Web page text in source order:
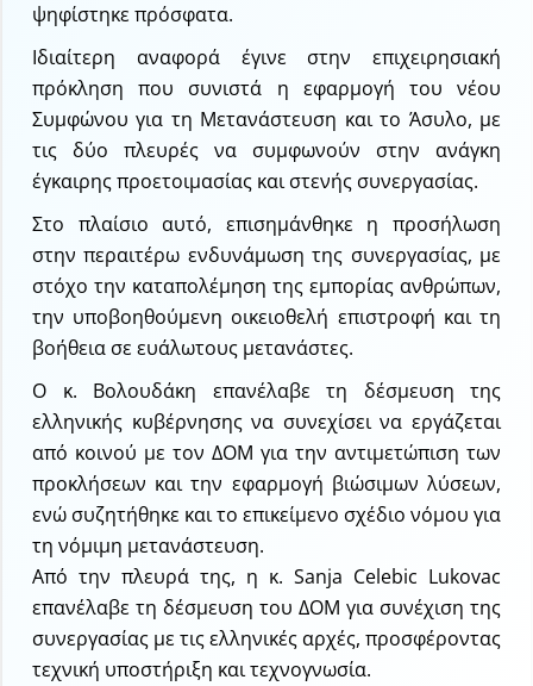
ψηφίστηκε πρόσφατα.
Ιδιαίτερη αναφορά έγινε στην επιχειρησιακή
πρόκληση που συνιστά η εφαρμογή του νέου
Συμφώνου για τη Μετανάστευση και το Άσυλο, με
τις δύο πλευρές να συμφωνούν στην ανάγκη
έγκαιρης προετοιμασίας και στενής συνεργασίας.
Στο πλαίσιο αυτό, επισημάνθηκε η προσήλωση
στην περαιτέρω ενδυνάμωση της συνεργασίας, με
στόχο την καταπολέμηση της εμπορίας ανθρώπων,
την υποβοηθούμενη οικειοθελή επιστροφή και τη
βοήθεια σε ευάλωτους μετανάστες.
Ο κ. Βολουδάκη επανέλαβε τη δέσμευση της
ελληνικής κυβέρνησης να συνεχίσει να εργάζεται
από κοινού με τον ΔΟΜ για την αντιμετώπιση των
προκλήσεων και την εφαρμογή βιώσιμων λύσεων,
ενώ συζητήθηκε και το επικείμενο σχέδιο νόμου για
τη νόμιμη μετανάστευση.
Από την πλευρά της, η κ. Sanja Celebic Lukovac
επανέλαβε τη δέσμευση του ΔΟΜ για συνέχιση της
συνεργασίας με τις ελληνικές αρχές, προσφέροντας
τεχνική υποστήριξη και τεχνογνωσία.